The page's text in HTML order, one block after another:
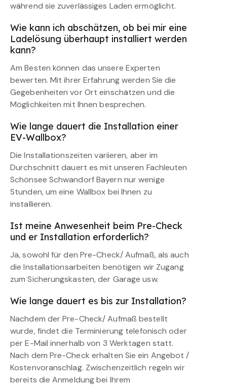
während sie zuverlässiges Laden ermöglicht.
Wie kann ich abschätzen, ob bei mir eine
Ladelösung überhaupt installiert werden
kann?
Am Besten können das unsere Experten
bewerten. Mit ihrer Erfahrung werden Sie die
Gegebenheiten vor Ort einschätzen und die
Möglichkeiten mit Ihnen besprechen.
Wie lange dauert die Installation einer
EV-Wallbox?
Die Installationszeiten variieren, aber im
Durchschnitt dauert es mit unseren Fachleuten
Schönsee Schwandorf Bayern nur wenige
Stunden, um eine Wallbox bei Ihnen zu
installieren.
Ist meine Anwesenheit beim Pre-Check
und er Installation erforderlich?
Ja, sowohl für den Pre-Check/ Aufmaß, als auch
die Installationsarbeiten benötigen wir Zugang
zum Sicherungskasten, der Garage usw.
Wie lange dauert es bis zur Installation?
Nachdem der Pre-Check/ Aufmaß bestellt
wurde, findet die Terminierung telefonisch oder
per E-Mail innerhalb von 3 Werktagen statt.
Nach dem Pre-Check erhalten Sie ein Angebot /
Kostenvoranschlag. Zwischenzeitlich regeln wir
bereits die Anmeldung bei Ihrem